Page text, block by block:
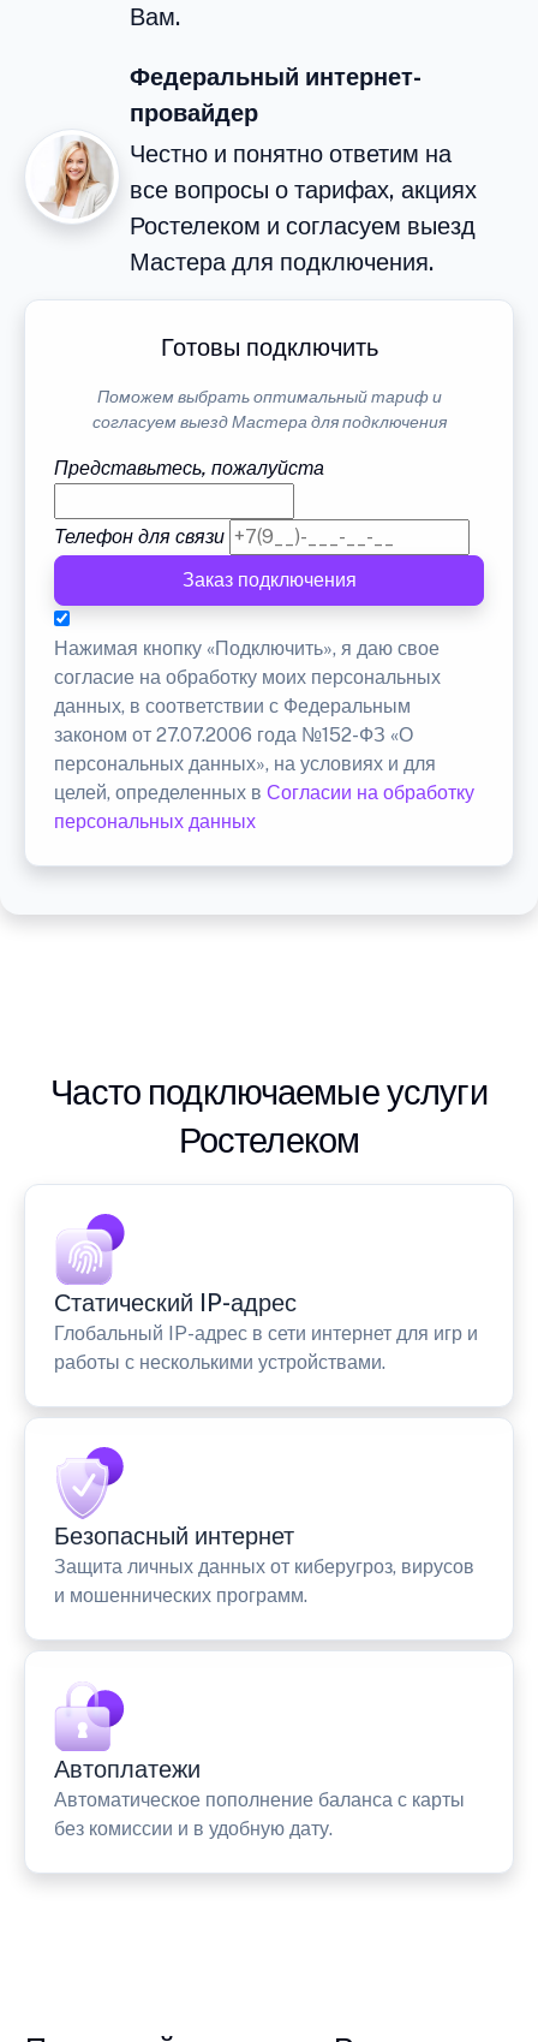
Вам.
Федеральный интернет-
провайдер
Честно и понятно ответим на
все вопросы о тарифах, акциях
Ростелеком и согласуем выезд
Мастера для подключения.
Готовы подключить
Поможем выбрать оптимальный тариф и
согласуем выезд Мастера для подключения
Представьтесь, пожалуйста
Телефон для связи
Заказ подключения
Нажимая кнопку «Подключить», я даю свое
согласие на обработку моих персональных
данных, в соответствии с Федеральным
законом от 27.07.2006 года №152-ФЗ «О
персональных данных», на условиях и для
целей, определенных в Согласии на обработку
персональных данных
Часто подключаемые услуги
Ростелеком
Статический IP-адрес
Глобальный IP-адрес в сети интернет для игр и
работы с несколькими устройствами.
Безопасный интернет
Защита личных данных от киберугроз, вирусов
и мошеннических программ.
Автоплатежи
Автоматическое пополнение баланса с карты
без комиссии и в удобную дату.